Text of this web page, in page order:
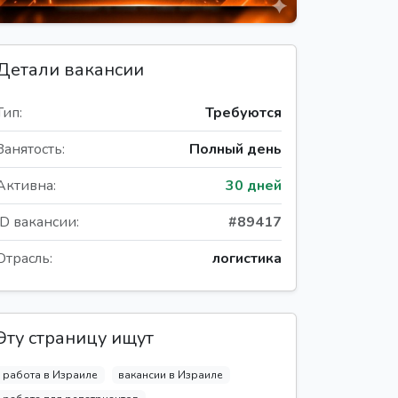
вакансии
Требуются
Полный день
30 дней
вакансии:
#89417
логистика
страницу ищут
работа в Израиле
вакансии в Израиле